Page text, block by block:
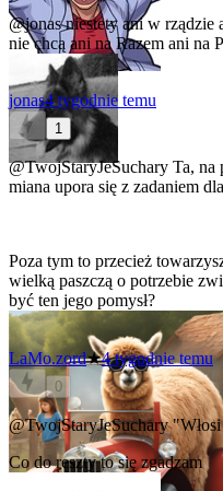
@jonasniestety ani w rządzie
nie chcą ani na Razem ani na
jonas4 tygodnie temu
1
@TwojStaryJeSuchary Ta, na
miana upora się z zadaniem
Poza tym to przecież
wielką paszczą o potrzebie
być ten jego pomysł?
LaMo.zord★4 tygodnie temu
0
@TwojStaryJeSuchary"Włosi
Co do reszty to się zgadzam